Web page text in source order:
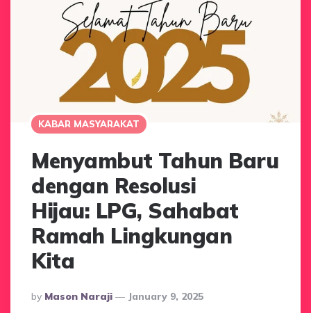
KABAR MASYARAKAT
Menyambut Tahun Baru
dengan Resolusi
Hijau: LPG, Sahabat
Ramah Lingkungan
Kita
Posted
By
By Mason Naraji January 9, 2025